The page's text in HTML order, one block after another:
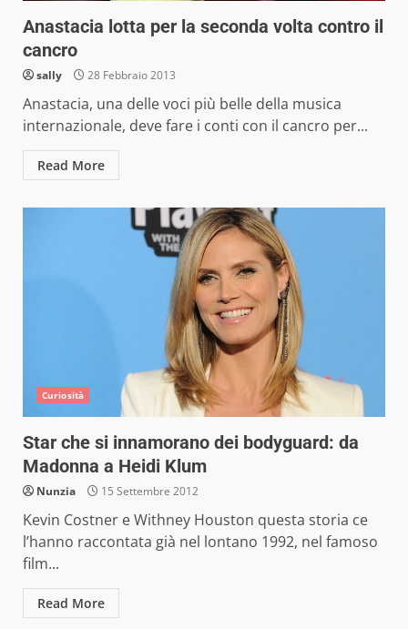
Anastacia lotta per la seconda volta contro il
cancro
sally 28 Febbraio 2013
Anastacia, una delle voci più belle della musica
internazionale, deve fare i conti con il cancro per...
Read More
Curiosità
Star che si innamorano dei bodyguard: da
Madonna a Heidi Klum
Nunzia 15 Settembre 2012
Kevin Costner e Withney Houston questa storia ce
l’hanno raccontata già nel lontano 1992, nel famoso
film...
Read More